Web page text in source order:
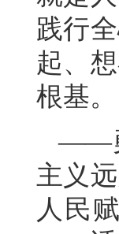
践行
起、
根基。
——
主义
人民